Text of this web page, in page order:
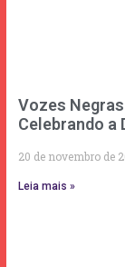
Vozes
Celebrando a
20 de novembro de
Leia mais »